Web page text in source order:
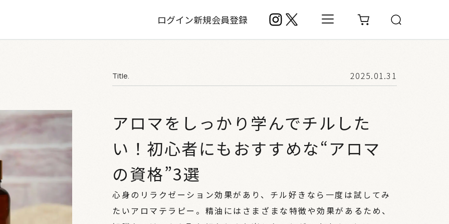
ログイン新規会員登録
Title. 2025.01.31
アロマをしっかり学んでチルした
い！初心者にもおすすめな“アロマ
の資格”3選
心身のリラクゼーション効果があり、チル好きなら一度は試してみ
たいアロマテラピー。精油にはさまざまな特徴や効果があるため、